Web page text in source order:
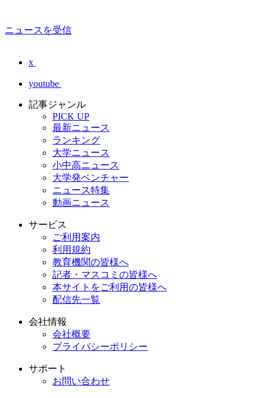
ニュースを受信
x
youtube
記事ジャンル
PICK UP
最新ニュース
ランキング
大学ニュース
小中高ニュース
大学発ベンチャー
ニュース特集
動画ニュース
サービス
ご利用案内
利用規約
教育機関の皆様へ
記者・マスコミの皆様へ
本サイトをご利用の皆様へ
配信先一覧
会社情報
会社概要
プライバシーポリシー
サポート
お問い合わせ